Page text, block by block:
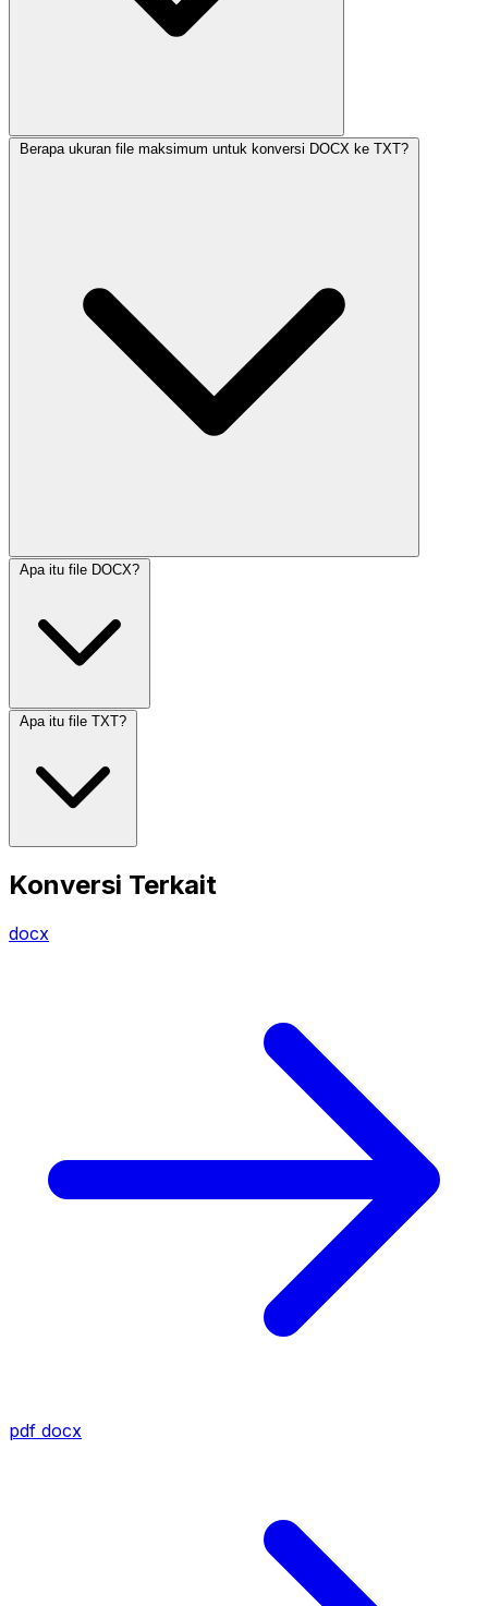
Berapa ukuran file maksimum untuk konversi DOCX ke TXT?
Apa itu file DOCX?
Apa itu file TXT?
Konversi Terkait
docx
pdf docx